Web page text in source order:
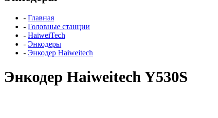
- Главная
- Головные станции
- HaiweiTech
- Энкодеры
- Энкодер Haiweitech
Энкодер Haiweitech Y530S